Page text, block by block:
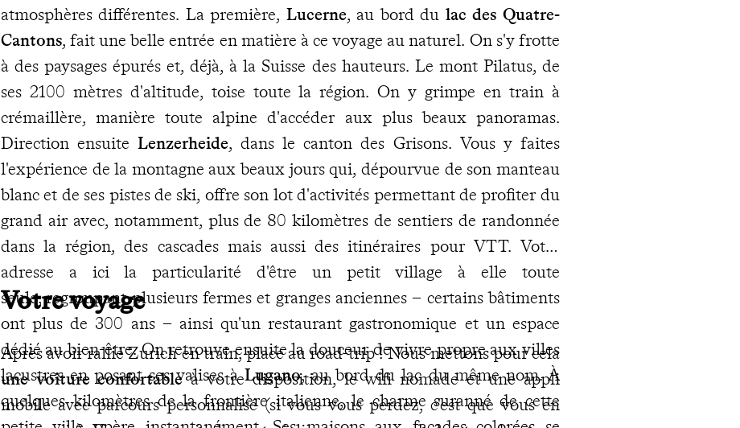
atmosphères différentes. La première, Lucerne, au bord du lac des Quatre-
Cantons, fait une belle entrée en matière à ce voyage au naturel. On s'y frotte
à des paysages épurés et, déjà, à la Suisse des hauteurs. Le mont Pilatus, de
ses 2100 mètres d'altitude, toise toute la région. On y grimpe en train à
crémaillère, manière toute alpine d'accéder aux plus beaux panoramas.
Direction ensuite Lenzerheide, dans le canton des Grisons. Vous y faites
l'expérience de la montagne aux beaux jours qui, dépourvue de son manteau
blanc et de ses pistes de ski, offre son lot d'activités permettant de profiter du
grand air avec, notamment, plus de 80 kilomètres de sentiers de randonnée
dans la région, des cascades mais aussi des itinéraires pour VTT. Votre
adresse a ici la particularité d'être un petit village à elle toute
seule, regroupant plusieurs fermes et granges anciennes – certains bâtiments
ont plus de 300 ans – ainsi qu'un restaurant gastronomique et un espace
dédié au bien-être. On retrouve ensuite la douceur de vivre propre aux villes
lacustres en posant ses valises àLugano, au bord du lac du même nom. À
quelques kilomètres de la frontière italienne, le charme suranné de cette
Votre voyage
Après avoir rallié Zurich en train, place au road-trip ! Nous mettons pour cela
une voiture confortableà votre disposition, le wifi nomade et une appli
mobile avec parcours personnalisé (si vous vous perdez, c'est que vous en